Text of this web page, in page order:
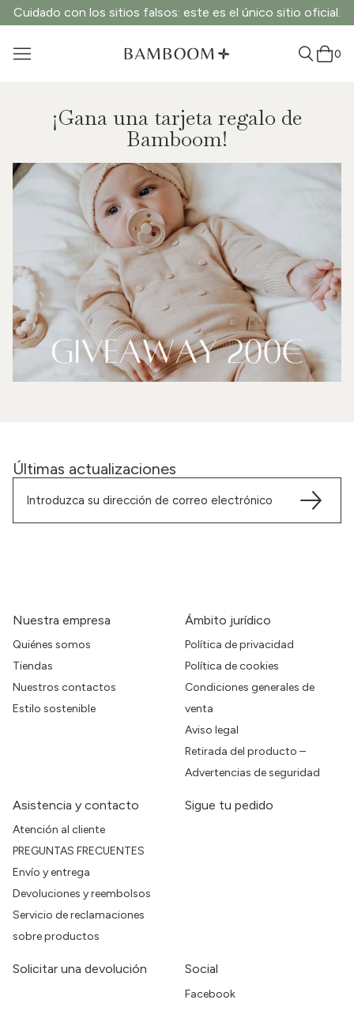
Cuidado con los sitios falsos: este es el único sitio oficial.
0
¡Gana una tarjeta regalo de
Bamboom!
Últimas actualizaciones
Nuestra empresa
Quiénes somos
Tiendas
Nuestros contactos
Estilo sostenible
Ámbito jurídico
Política de privacidad
Política de cookies
Condiciones generales de
venta
Aviso legal
Retirada del producto –
Advertencias de seguridad
Asistencia y contacto
Atención al cliente
PREGUNTAS FRECUENTES
Envío y entrega
Devoluciones y reembolsos
Servicio de reclamaciones
sobre productos
Sigue tu pedido
Solicitar una devolución Social
Facebook